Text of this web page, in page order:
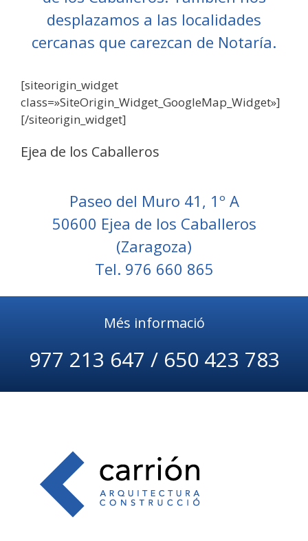
desplazamos a las localidades
cercanas que carezcan de Notaría.
[siteorigin_widget
class=»SiteOrigin_Widget_GoogleMap_Widget»]
[/siteorigin_widget]
Ejea de los Caballeros
Paseo del Muro 41, 1º A
50600 Ejea de los Caballeros
(Zaragoza)
Tel. 976 660 865
Més informació
977 213 647 / 650 423 783